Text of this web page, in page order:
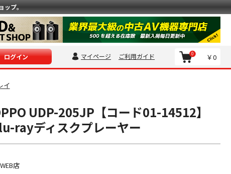
プ。
ログイン マイページ ご利用ガイド ￥0
0
イ
UDP-205JP【コード01-14512】
rayディスクプレーヤー
店